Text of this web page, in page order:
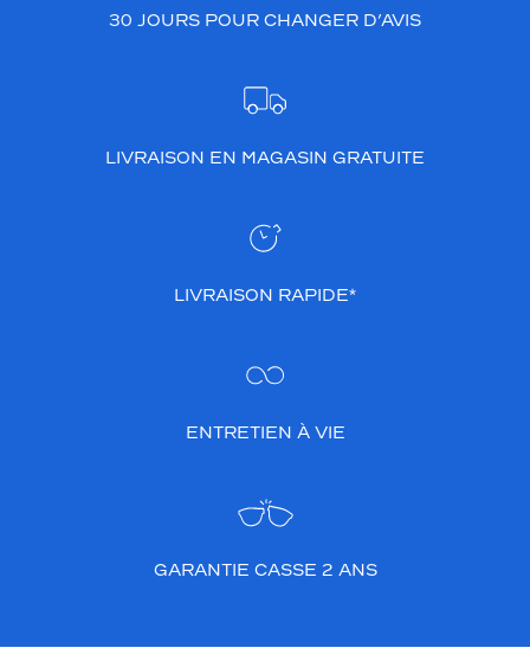
30 JOURS POUR CHANGER D’AVIS
LIVRAISON EN MAGASIN GRATUITE
LIVRAISON RAPIDE*
ENTRETIEN À VIE
GARANTIE CASSE 2 ANS